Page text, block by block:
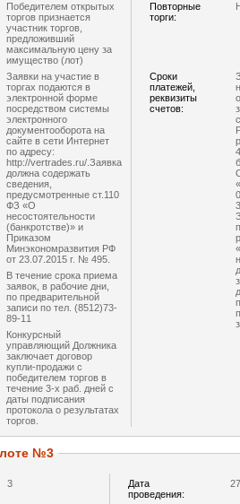
Победителем открытых
торгов признается
участник торгов,
предложивший
максимальную цену за
имущество (лот)
Повторные
торги:
Заявки на участие в
торгах подаются в
электронной форме
посредством системы
электронного
документооборота на
сайте в сети Интернет
по адресу:
http://vertrades.ru/.Заявка
должна содержать
сведения,
предусмотренные ст.110
ФЗ «О
несостоятельности
(банкротстве)» и
Приказом
Минэкономразвития РФ
от 23.07.2015 г. № 495.
Сроки
платежей,
реквизиты
счетов:
В течение срока приема
заявок, в рабочие дни,
по предварительной
записи по тел. (8512)73-
89-11
Конкурсный
управляющий Должника
заключает договор
купли-продажи с
победителем торгов в
течение 3-х раб. дней с
даты подписания
протокола о результатах
торгов.
№3
3
Дата
проведения: